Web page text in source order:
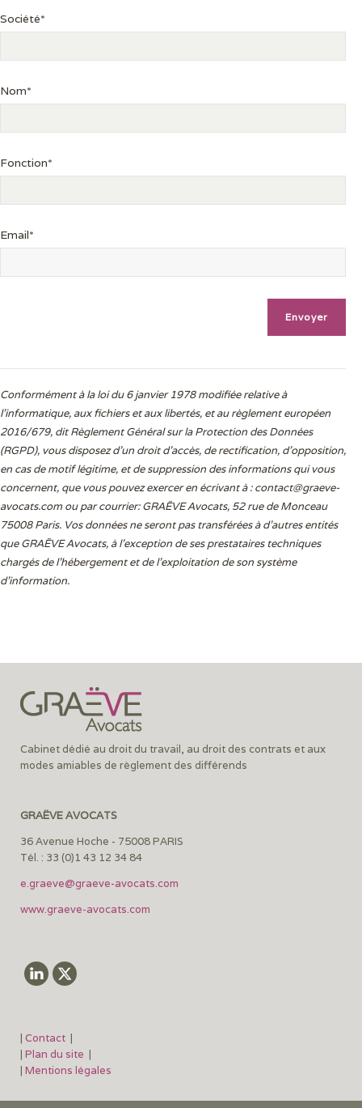
Société*
Nom*
Fonction*
Email*
Conformément à la loi du 6 janvier 1978 modifiée relative à
l'informatique, aux fichiers et aux libertés, et au règlement européen
2016/679, dit Règlement Général sur la Protection des Données
(RGPD), vous disposez d’un droit d’accès, de rectification, d’opposition,
en cas de motif légitime, et de suppression des informations qui vous
concernent, que vous pouvez exercer en écrivant à :contact@graeve-
avocats.com ou par courrier: GRAËVE Avocats, 52 rue de Monceau
75008 Paris. Vos données ne seront pas transférées à d’autres entités
que GRAËVE Avocats, à l’exception de ses prestataires techniques
chargés de l’hébergement et de l’exploitation de son système
d’information.
Cabinet dédié au droit du travail, au droit des contrats et aux
modes amiables de règlement des différends
GRAËVE AVOCATS
36 Avenue Hoche - 75008 PARIS
Tél. : 33 (0)1 43 12 34 84
e.graeve@graeve-avocats.com
www.graeve-avocats.com
| Contact |
| Plan du site |
| Mentions légales